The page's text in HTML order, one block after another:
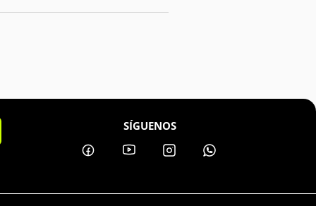
SÍGUENOS